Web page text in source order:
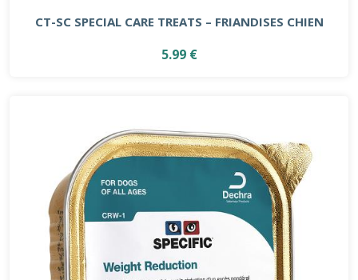
CT-SC SPECIAL CARE TREATS – FRIANDISES CHIEN
5.99 €